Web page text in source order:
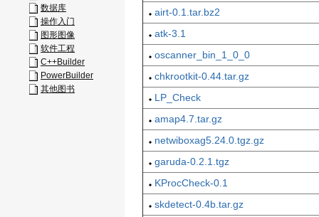
数据库
操作入门
图形图像
软件工程
C++Builder
PowerBuilder
其他图书
airt-0.1.tar.bz2
atk-3.1
oscanner_bin_1_0_0
chkrootkit-0.44.tar.gz
LP_Check
amap4.7.tar.gz
netwiboxag5.24.0.tgz.gz
garuda-0.2.1.tgz
KProcCheck-0.1
skdetect-0.4b.tar.gz